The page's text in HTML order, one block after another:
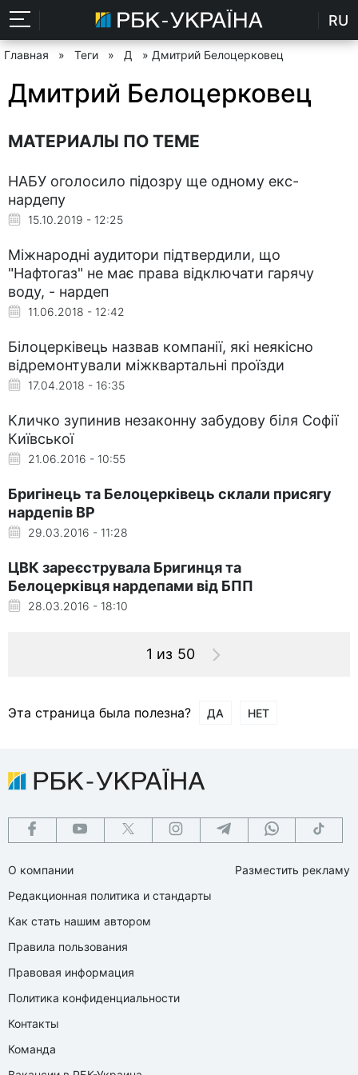
RU
Главная » Теги » Д » Дмитрий Белоцерковец
Дмитрий Белоцерковец
МАТЕРИАЛЫ ПО ТЕМЕ
НАБУ оголосило підозру ще одному екс-
нардепу
15.10.2019 - 12:25
Міжнародні аудитори підтвердили, що
"Нафтогаз" не має права відключати гарячу
воду, - нардеп
11.06.2018 - 12:42
Білоцерківець назвав компанії, які неякісно
відремонтували міжквартальні проїзди
17.04.2018 - 16:35
Кличко зупинив незаконну забудову біля Софії
Київської
21.06.2016 - 10:55
Бригінець та Белоцерківець склали присягу
нардепів ВР
29.03.2016 - 11:28
ЦВК зареєструвала Бригинця та
Белоцерківця нардепами від БПП
28.03.2016 - 18:10
1 из 50
Эта страница была полезна? ДА НЕТ
О компании
Редакционная политика и стандарты
Как стать нашим автором
Правила пользования
Правовая информация
Политика конфиденциальности
Контакты
Команда
Разместить рекламу